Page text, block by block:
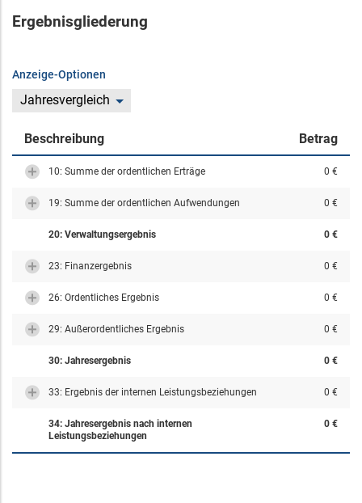
Ergebnisgliederung
Anzeige-Optionen
Jahresvergleich
Beschreibung Betrag
10: Summe der ordentlichen Erträge 0 €
19: Summe der ordentlichen Aufwendungen 0 €
20: Verwaltungsergebnis 0 €
23: Finanzergebnis 0 €
26: Ordentliches Ergebnis 0 €
29: Außerordentliches Ergebnis 0 €
30: Jahresergebnis 0 €
33: Ergebnis der internen Leistungsbeziehungen 0 €
34: Jahresergebnis nach internen
Leistungsbeziehungen
0 €